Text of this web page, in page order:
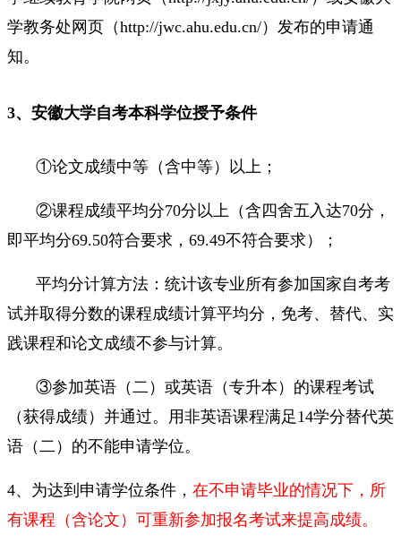
学教务处网页（http://jwc.ahu.edu.cn/）发布的申请通
知。
3、安徽大学自考本科学位授予条件
①论文成绩中等（含中等）以上；
②课程成绩平均分70分以上（含四舍五入达70分，
即平均分69.50符合要求，69.49不符合要求）；
平均分计算方法：统计该专业所有参加国家自考考
试并取得分数的课程成绩计算平均分，免考、替代、实
践课程和论文成绩不参与计算。
③参加英语（二）或英语（专升本）的课程考试
（获得成绩）并通过。用非英语课程满足14学分替代英
语（二）的不能申请学位。
4、为达到申请学位条件， 在不申请毕业的情况下，所
有课程（含论文）可重新参加报名考试来提高成绩。